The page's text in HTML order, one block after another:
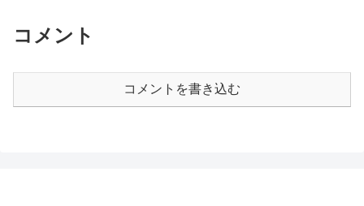
コメント
コメントを書き込む